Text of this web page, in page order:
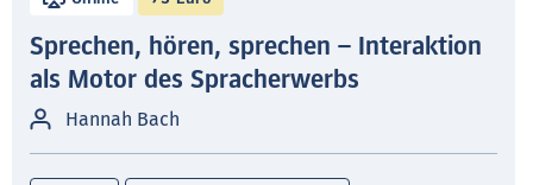
Sprechen, hören, sprechen – Interaktion
als Motor des Spracherwerbs
Hannah Bach